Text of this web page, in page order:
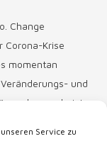
Service zu
Change
Corona-Krise
momentan
und
vorher auch, ist
[…]